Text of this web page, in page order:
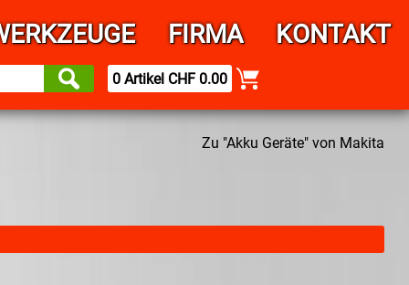
FIRMA KONTAKT
0 Artikel CHF 0.00
Zu "Akku Geräte" von Makita